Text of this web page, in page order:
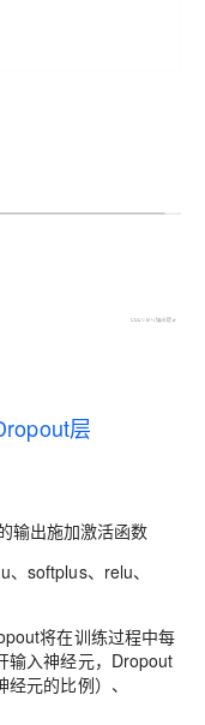
层
输出施加激活函数
softplus、relu、
将在训练过程中每
输入神经元，Dropout
元的比例）、